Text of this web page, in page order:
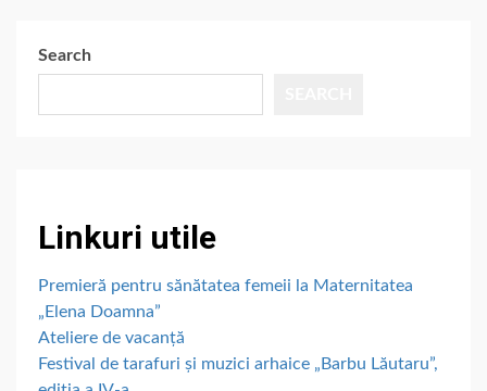
Search
Linkuri utile
Premieră pentru sănătatea femeii la Maternitatea
„Elena Doamna”
Ateliere de vacanță
Festival de tarafuri și muzici arhaice „Barbu Lăutaru”,